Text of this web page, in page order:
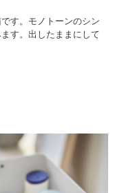
す。モノトーンのシン
す。出したままにして